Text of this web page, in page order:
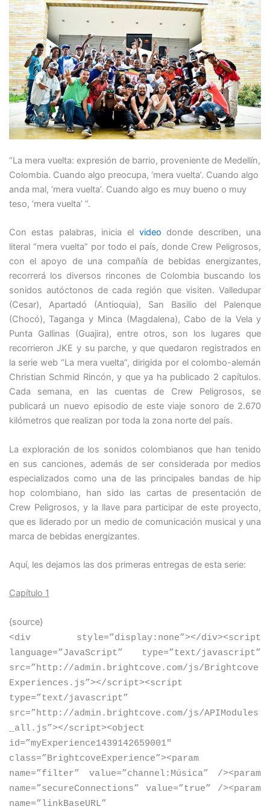
“La mera vuelta: expresión de barrio, proveniente de Medellín,
Colombia. Cuando algo preocupa, ‘mera vuelta’. Cuando algo
anda mal, ‘mera vuelta’. Cuando algo es muy bueno o muy
teso, ‘mera vuelta’ ”.
Con estas palabras, inicia el video donde describen, una
literal “mera vuelta” por todo el país, donde Crew Peligrosos,
con el apoyo de una compañía de bebidas energizantes,
recorrerá los diversos rincones de Colombia buscando los
sonidos autóctonos de cada región que visiten. Valledupar
(Cesar), Apartadó (Antioquia), San Basilio del Palenque
(Chocó), Taganga y Minca (Magdalena), Cabo de la Vela y
Punta Gallinas (Guajira), entre otros, son los lugares que
recorrieron JKE y su parche, y que quedaron registrados en
la serie web “La mera vuelta”, dirigida por el colombo-alemán
Christian Schmid Rincón, y que ya ha publicado 2 capítulos.
Cada semana, en las cuentas de Crew Peligrosos, se
publicará un nuevo episodio de este viaje sonoro de 2.670
kilómetros que realizan por toda la zona norte del país.
La exploración de los sonidos colombianos que han tenido
en sus canciones, además de ser considerada por medios
especializados como una de las principales bandas de hip
hop colombiano, han sido las cartas de presentación de
Crew Peligrosos, y la llave para participar de este proyecto,
que es liderado por un medio de comunicación musical y una
marca de bebidas energizantes.
Aquí, les dejamos las dos primeras entregas de esta serie:
Capítulo 1
{source}
<div style=”display:none”></div><script
language=”JavaScript” type=”text/javascript”
src=”http://admin.brightcove.com/js/Brightcove
Experiences.js”></script><script
type=”text/javascript”
src=”http://admin.brightcove.com/js/APIModules
_all.js”></script><object
id=”myExperience1439142659001″
class=”BrightcoveExperience”><param
name=”filter” value=”channel:Música” /><param
name=”secureConnections” value=”true” /><param
name=”linkBaseURL”